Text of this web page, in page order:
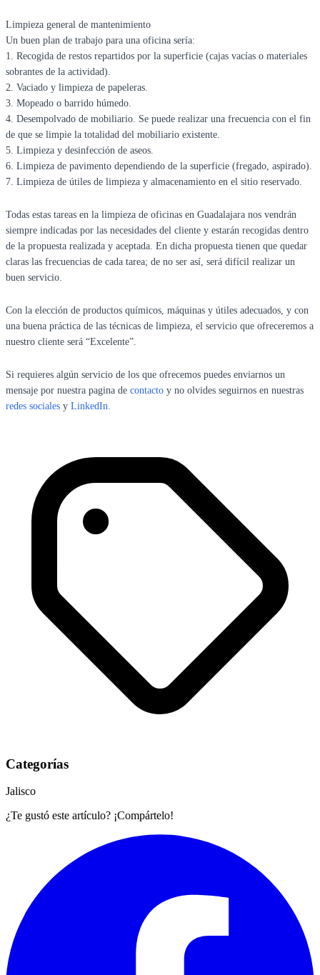
Limpieza general de mantenimiento
Un buen plan de trabajo para una oficina sería:
1. Recogida de restos repartidos por la superficie (cajas vacías o materiales
sobrantes de la actividad).
2. Vaciado y limpieza de papeleras.
3. Mopeado o barrido húmedo.
4. Desempolvado de mobiliario. Se puede realizar una frecuencia con el fin
de que se limpie la totalidad del mobiliario existente.
5. Limpieza y desinfección de aseos.
6. Limpieza de pavimento dependiendo de la superficie (fregado, aspirado).
7. Limpieza de útiles de limpieza y almacenamiento en el sitio reservado.
Todas estas tareas en la limpieza de oficinas en Guadalajara nos vendrán
siempre indicadas por las necesidades del cliente y estarán recogidas dentro
de la propuesta realizada y aceptada. En dicha propuesta tienen que quedar
claras las frecuencias de cada tarea; de no ser así, será difícil realizar un
buen servicio.
Con la elección de productos químicos, máquinas y útiles adecuados, y con
una buena práctica de las técnicas de limpieza, el servicio que ofreceremos a
nuestro cliente será “Excelente”.
Si requieres algún servicio de los que ofrecemos puedes enviarnos un
mensaje por nuestra pagina de contacto y no olvides seguirnos en nuestras
redes sociales y LinkedIn.
Categorías
Jalisco
¿Te gustó este artículo? ¡Compártelo!